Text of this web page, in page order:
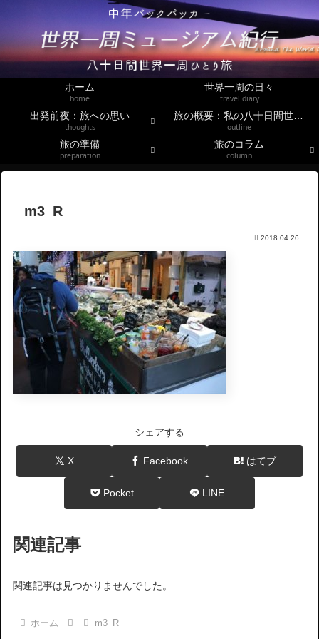
ホーム
home
世界一周の日々
travel diary
出発前夜：旅への思い
thoughts
旅の概要：私の八十日間世界一周
outline
旅の準備
preparation
旅のコラム
column
m3_R
2018.04.26
シェアする
X Facebook はてブ
Pocket LINE
関連記事
関連記事は見つかりませんでした。
ホーム m3_R